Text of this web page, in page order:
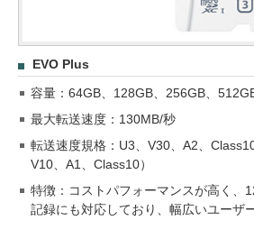
EVO Plus
容量：64GB、128GB、256GB、
最大転送速度：130MB/秒
転送速度規格：U3、V30、A2、
V10、A1、Class10）
特徴：コストパフォーマンスが高く、
記録にも対応しており、幅広いユーザ